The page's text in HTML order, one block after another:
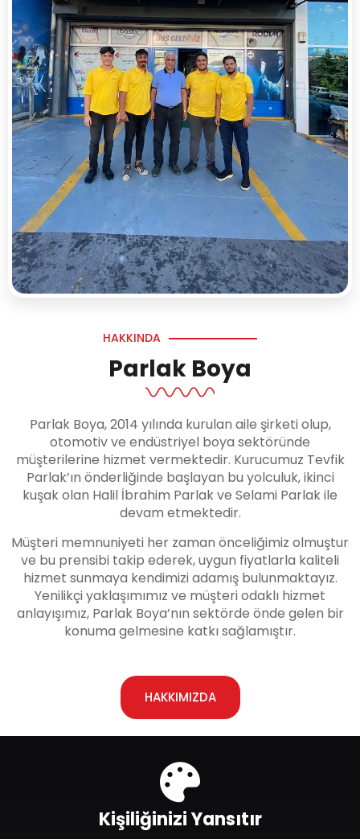
HAKKINDA
Parlak Boya
Parlak Boya, 2014 yılında kurulan aile şirketi olup,
otomotiv ve endüstriyel boya sektöründe
müşterilerine hizmet vermektedir. Kurucumuz Tevfik
Parlak’ın önderliğinde başlayan bu yolculuk, ikinci
kuşak olan Halil İbrahim Parlak ve Selami Parlak ile
devam etmektedir.
Müşteri memnuniyeti her zaman önceliğimiz olmuştur
ve bu prensibi takip ederek, uygun fiyatlarla kaliteli
hizmet sunmaya kendimizi adamış bulunmaktayız.
Yenilikçi yaklaşımımız ve müşteri odaklı hizmet
anlayışımız, Parlak Boya’nın sektörde önde gelen bir
konuma gelmesine katkı sağlamıştır.
HAKKIMIZDA
Kişiliğinizi Yansıtır